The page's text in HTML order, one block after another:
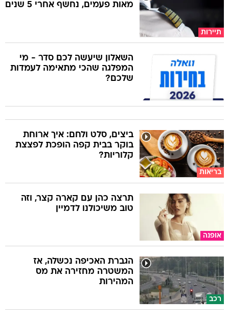
תיירות
מאות פעמים, נחשף אחרי 5 שנים
השאלון שיעשה לכם סדר - מי
המפלגה שהכי מתאימה לעמדות
שלכם?
בריאות
ביצים, סלט ולחם: איך ארוחת
בוקר בבית קפה הופכת לפצצת
קלוריות?
אופנה
תרצה כהן עם קארה קצר, וזה
טוב משיכולנו לדמיין
רכב
הגברת האכיפה נכשלה, אז
המשטרה מחזירה את מס
המהירות